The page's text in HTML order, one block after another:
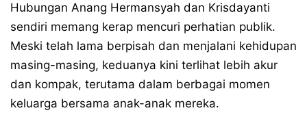
Hubungan Anang Hermansyah dan Krisdayanti
sendiri memang kerap mencuri perhatian publik.
Meski telah lama berpisah dan menjalani kehidupan
masing-masing, keduanya kini terlihat lebih akur
dan kompak, terutama dalam berbagai momen
keluarga bersama anak-anak mereka.